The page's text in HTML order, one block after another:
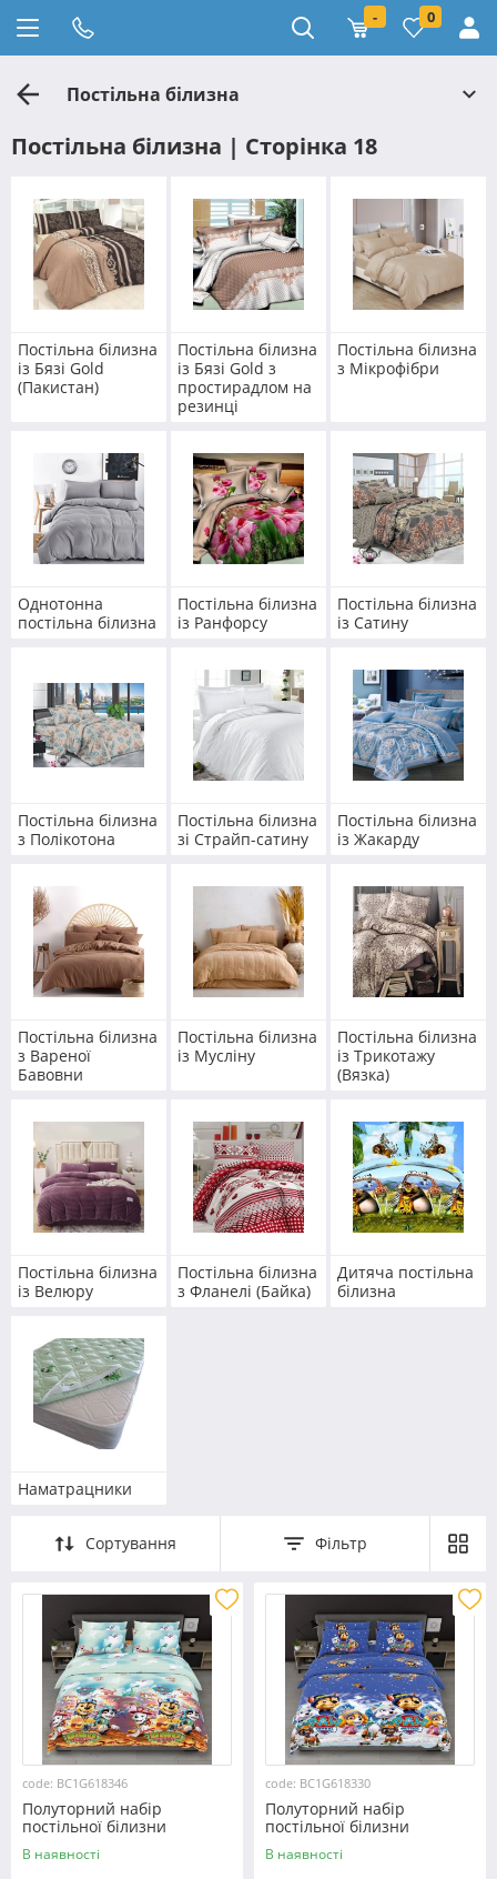
- 0
Постільна білизна
Постільна білизна | Сторінка 18
Постільна білизна
із Бязі Gold
(Пакистан)
Постільна білизна
із Бязі Gold з
простирадлом на
резинці
Постільна білизна
з Мікрофібри
Однотонна
постільна білизна
Постільна білизна
із Ранфорсу
Постільна білизна
із Сатину
Постільна білизна
з Полікотона
Постільна білизна
зі Страйп-сатину
Постільна білизна
із Жакарду
Постільна білизна
з Вареної
Бавовни
Постільна білизна
із Мусліну
Постільна білизна
із Трикотажу
(Вязка)
Постільна білизна
із Велюру
Постільна білизна
з Фланелі (Байка)
Дитяча постільна
білизна
Наматрацники
Сортування Фільтр
code: BC1G618346
Полуторний набір
постільної білизни
150*220 із Бязі "Gold"
№618346 Черешенька™
В наявності
code: BC1G618330
Полуторний набір
постільної білизни
150*220 із Бязі "Gold"
№618330 Черешенька™
В наявності